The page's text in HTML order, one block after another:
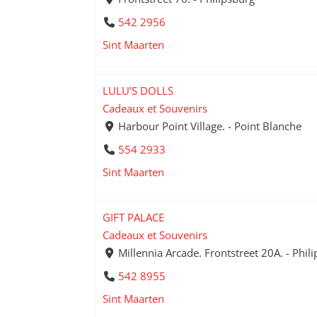
542 2956
Sint Maarten
LULU’S DOLLS
Cadeaux et Souvenirs
Harbour Point Village. - Point Blanche
554 2933
Sint Maarten
GIFT PALACE
Cadeaux et Souvenirs
Millennia Arcade. Frontstreet 20A. -
542 8955
Sint Maarten